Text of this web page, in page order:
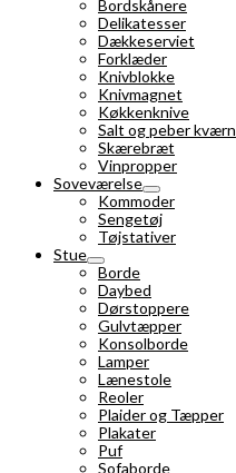
Bordskånere
Delikatesser
Dækkeserviet
Forklæder
Knivblokke
Knivmagnet
Køkkenknive
Salt og peber kværn
Skærebræt
Vinpropper
Soveværelse
Kommoder
Sengetøj
Tøjstativer
Stue
Borde
Daybed
Dørstoppere
Gulvtæpper
Konsolborde
Lamper
Lænestole
Reoler
Plaider og Tæpper
Plakater
Puf
Sofaborde